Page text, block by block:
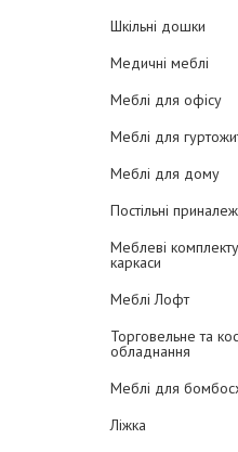
Шкільні дошки
Медичні меблі
Меблі для офісу
Меблі для
Меблі для дому
Постільні
Меблеві
каркаси
Меблі Лофт
Торговельне та
обладнання
Меблі для
Ліжка